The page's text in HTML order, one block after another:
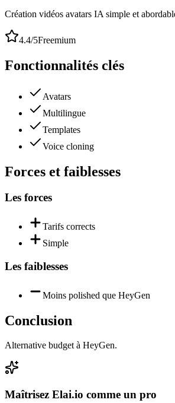
Création vidéos avatars IA simple et
4.4/5Freemium
Fonctionnalités clés
Avatars
Multilingue
Templates
Voice cloning
Forces et faiblesses
Les forces
Tarifs corrects
Simple
Les faiblesses
Moins polished que HeyGen
Conclusion
Alternative budget à HeyGen.
Maîtrisez Elai.io comme un pro